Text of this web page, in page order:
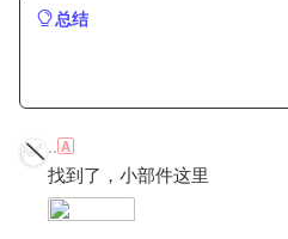
总结
.. A
找到了，小部件这里